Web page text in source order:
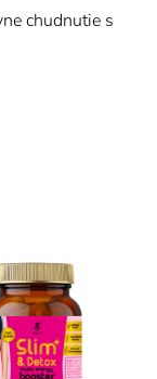
chudnutie s